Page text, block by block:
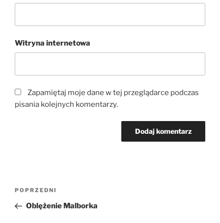
Witryna internetowa
Zapamiętaj moje dane w tej przeglądarce podczas
pisania kolejnych komentarzy.
Nawigacja
Poprzedni
wpis
POPRZEDNI
Oblężenie Malborka